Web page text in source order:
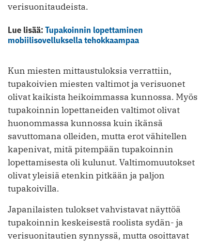
verisuonitaudeista.
Lue lisää:Tupakoinnin lopettaminen
mobiilisovelluksella tehokkaampaa
Kun miesten mittaustuloksia verrattiin,
tupakoivien miesten valtimot ja verisuonet
olivat kaikista heikoimmassa kunnossa. Myös
tupakoinnin lopettaneiden valtimot olivat
huonommassa kunnossa kuin ikänsä
savuttomana olleiden, mutta erot vähitellen
kapenivat, mitä pitempään tupakoinnin
lopettamisesta oli kulunut. Valtimomuutokset
olivat yleisiä etenkin pitkään ja paljon
tupakoivilla.
Japanilaisten tulokset vahvistavat näyttöä
tupakoinnin keskeisestä roolista sydän- ja
verisuonitautien synnyssä, mutta osoittavat